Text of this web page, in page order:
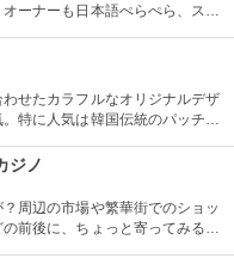
ーナーも日本語ぺらぺら、スタ
山あり、カップル写真に家族写
い。
せたカラフルなオリジナルデザ
特に人気は韓国伝統のパッチワ
れます。姉妹オーナーは日本へ
もばっちり。
ジノ
周辺の市場や繁華街でのショッ
前後に、ちょっと寄ってみる？